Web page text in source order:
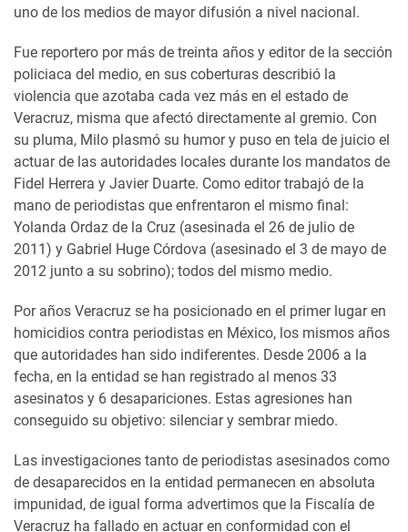
uno de los medios de mayor difusión a nivel nacional.
Fue reportero por más de treinta años y editor de la sección
policiaca del medio, en sus coberturas describió la
violencia que azotaba cada vez más en el estado de
Veracruz, misma que afectó directamente al gremio. Con
su pluma, Milo plasmó su humor y puso en tela de juicio el
actuar de las autoridades locales durante los mandatos de
Fidel Herrera y Javier Duarte. Como editor trabajó de la
mano de periodistas que enfrentaron el mismo final:
Yolanda Ordaz de la Cruz (asesinada el 26 de julio de
2011) y Gabriel Huge Córdova (asesinado el 3 de mayo de
2012 junto a su sobrino); todos del mismo medio.
Por años Veracruz se ha posicionado en el primer lugar en
homicidios contra periodistas en México, los mismos años
que autoridades han sido indiferentes. Desde 2006 a la
fecha, en la entidad se han registrado al menos 33
asesinatos y 6 desapariciones. Estas agresiones han
conseguido su objetivo: silenciar y sembrar miedo.
Las investigaciones tanto de periodistas asesinados como
de desaparecidos en la entidad permanecen en absoluta
impunidad, de igual forma advertimos que la Fiscalía de
Veracruz ha fallado en actuar en conformidad con el